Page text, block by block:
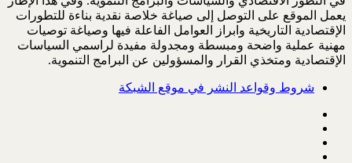
يعمل الموقع على التوصل إلى صياغة خلاصة نقدية بناءة للتطورات
الإقتصادية التاريخية وابراز العوامل الفاعلة فيها وصياغة توصيات
مهنية عملية واضحة ومبسطة ومجدولة مفيدة لراسمي السياسات
الإقتصادية ومتخذي القرار والمسؤولين عن البرامج التنموية.
شروط وقواعد النشر في موقع الشبكة